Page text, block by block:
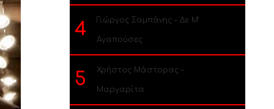
4 Γιώργος Σαμπάνης – Δε Μ’
Αγαπούσες
5 Χρήστος Μάστορας –
Μαργαρίτα